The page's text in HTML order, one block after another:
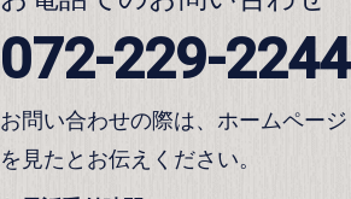
072-229-2244
お問い合わせの際は、ホームページ
を見たとお伝えください。